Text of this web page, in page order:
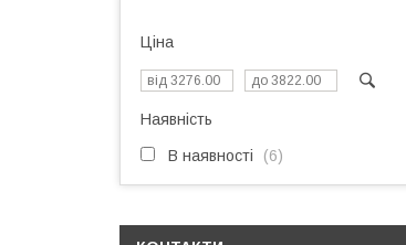
Ціна
Наявність
В наявності 6